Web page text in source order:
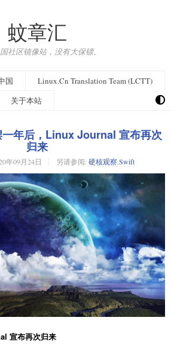
蚊章汇
社区镜像站，没有大保镖。
国
Linux.Cn Translation Team (LCTT)
关于本站
年后，Linux Journal 宣布再次
归来
年09月24日 另请参阅: 硬核观察 Swift
宣布再次归来